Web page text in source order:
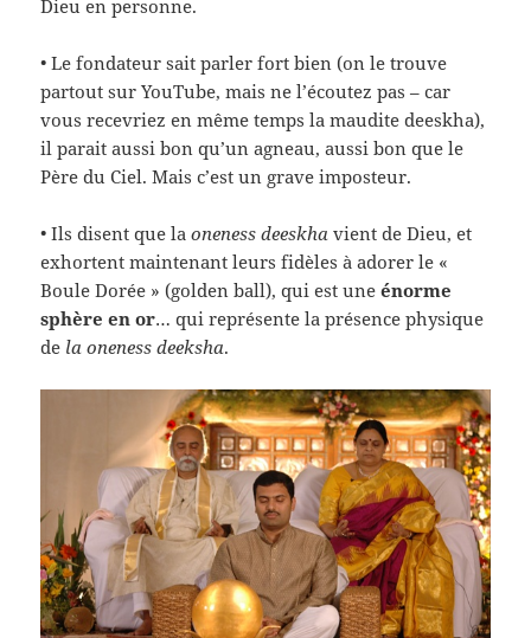
Dieu en personne.
• Le fondateur sait parler fort bien (on le trouve
partout sur YouTube, mais ne l’écoutez pas – car
vous recevriez en même temps la maudite deeskha),
il parait aussi bon qu’un agneau, aussi bon que le
Père du Ciel. Mais c’est un grave imposteur.
• Ils disent que laoneness deeskha vient de Dieu, et
exhortent maintenant leurs fidèles à adorer le «
Boule Dorée » (golden ball), qui est uneénorme
sphère en or… qui représente la présence physique
de la oneness deeksha.